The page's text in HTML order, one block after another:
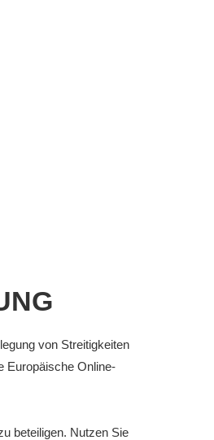
von Streitigkeiten
Europäische Online-
beteiligen. Nutzen Sie